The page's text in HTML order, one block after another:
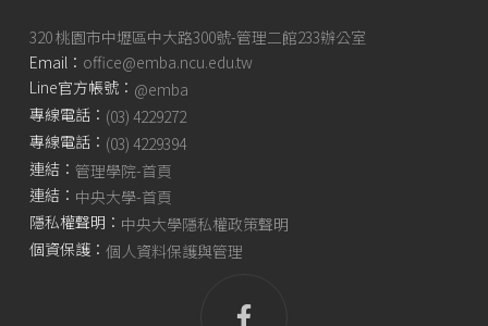
320 桃園市中壢區中大路300號-管理二館233辦公室
Email： office@emba.ncu.edu.tw
Line官方帳號： @emba
專線電話： (03) 4229272
專線電話： (03) 4229394
連結： 管理學院-首頁
連結： 中央大學-首頁
隱私權聲明： 中央大學隱私權政策聲明
個資保護： 個人資料保護與管理